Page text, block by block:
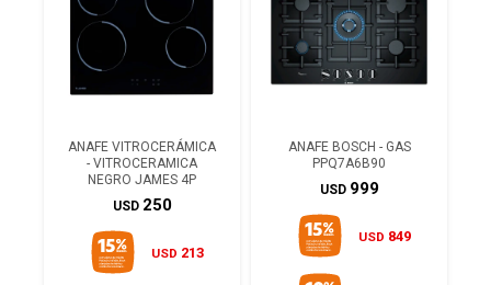
ANAFE VITROCERÁMICA
- VITROCERAMICA
NEGRO JAMES 4P
USD 250
USD 213
ANAFE BOSCH - GAS
PPQ7A6B90
USD 999
USD 849